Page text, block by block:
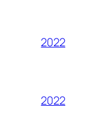
2022
2022